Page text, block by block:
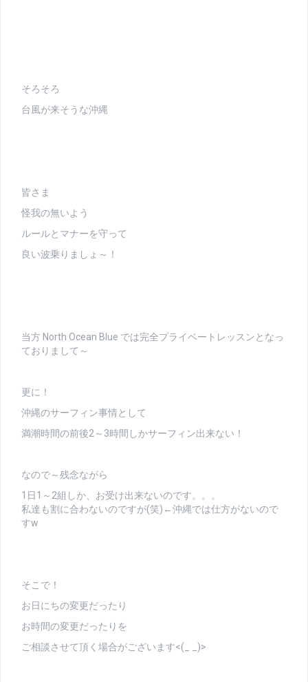
そろそろ
台風が来そうな沖縄
皆さま
怪我の無いよう
ルールとマナーを守って
良い波乗りましょ～！
当方 North Ocean Blue では完全プライベートレッスンとなっ
ておりまして～
更に！
沖縄のサーフィン事情として
満潮時間の前後2～3時間しかサーフィン出来ない！
なので～残念ながら
1日1～2組しか、お受け出来ないのです。。。
私達も割に合わないのですが(笑)←沖縄では仕方がないので
すw
そこで！
お日にちの変更だったり
お時間の変更だったりを
ご相談させて頂く場合がございます<(_ _)>